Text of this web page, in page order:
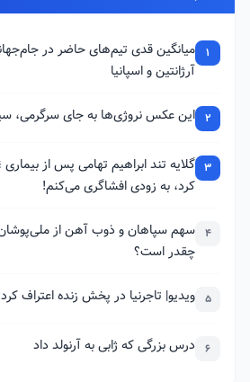
1
میانگین قدی تیم‌های حاضر در
آرژانتین و اسپانیا
2 این عکس نروژی‌ها به جای سرگرمی،
3 گلایه تند ابراهیم تهامی پس از بیماری
کرد، به زودی افشاگری می‌کنم!
4 سهم سپاهان و ذوب آهن از
چقدر است؟
5 ویدیو| تاجرنیا در پخش زنده اعتراف
6 درس بزرگی که ژابی به آرنولد داد